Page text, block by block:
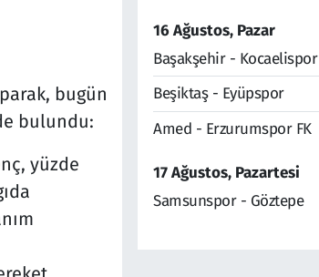
bugün
bulundu:
yüzde
16 Ağustos, Pazar
Başakşehir - Kocaelispor
Beşiktaş - Eyüpspor
Amed - Erzurumspor FK
17 Ağustos, Pazartesi
Samsunspor - Göztepe